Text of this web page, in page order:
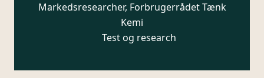
Markedsresearcher, Forbrugerrådet Tænk
Kemi
Test og research